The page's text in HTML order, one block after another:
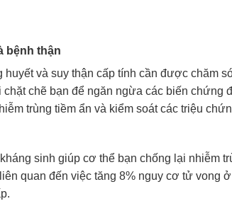
bệnh thận
huyết và suy thận cấp tính cần được chăm
chẽ bạn để ngăn ngừa các biến chứng
trùng tiềm ẩn và kiểm soát các triệu
sinh giúp cơ thể bạn chống lại nhiễm
quan đến việc tăng 8% nguy cơ tử vong